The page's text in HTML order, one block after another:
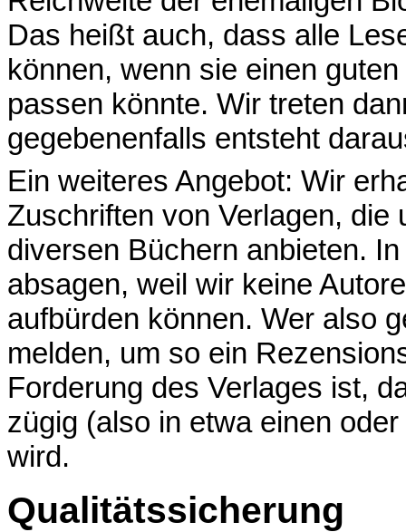
Das heißt auch, dass alle
können, wenn sie einen
passen könnte. Wir treten
gegebenenfalls entsteht
Ein weiteres Angebot: Wir
Zuschriften von Verlagen,
diversen Büchern anbieten.
absagen, weil wir keine
aufbürden können. Wer also
melden, um so ein
Forderung des Verlages ist,
zügig (also in etwa einen
wird.
Qualitätssicherung